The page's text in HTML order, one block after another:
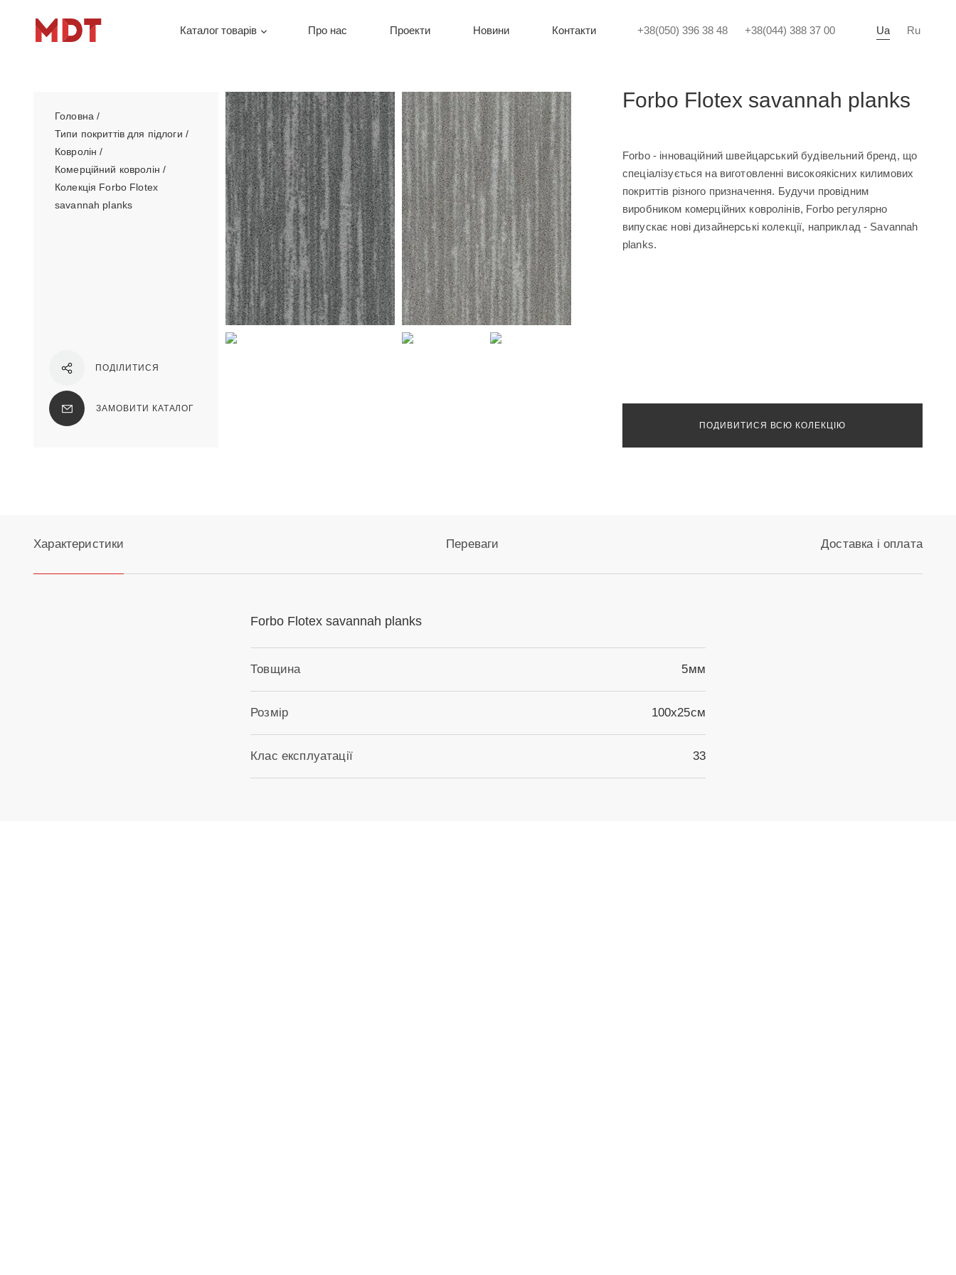
Каталог товарів Про нас Проекти Новини Контакти +38(050) 396 38 48 +38(044) 388 37 00 Ua Ru
Головна /
Типи покриттів для підлоги /
Ковролін /
Комерційний ковролін /
Колекція Forbo Flotex
savannah planks
ПОДІЛИТИСЯ
ЗАМОВИТИ КАТАЛОГ
Forbo Flotex savannah planks
Forbo - інноваційний швейцарський будівельний бренд, що
спеціалізується на виготовленні високоякісних килимових
покриттів різного призначення. Будучи провідним
виробником комерційних ковролінів, Forbo регулярно
випускає нові дизайнерські колекції, наприклад - Savannah
planks.
ПОДИВИТИСЯ ВСЮ КОЛЕКЦІЮ
Характеристики Переваги Доставка і оплата
Forbo Flotex savannah planks
Товщина 5мм
Розмір 100х25см
Клас експлуатації 33